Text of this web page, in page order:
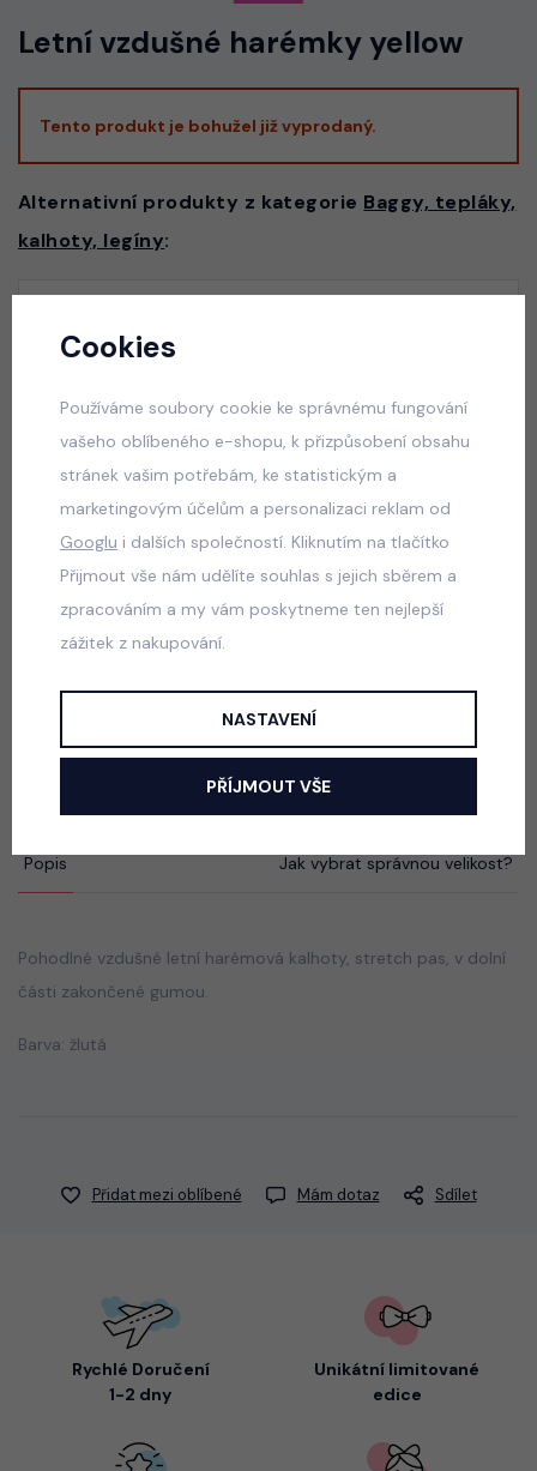
Letní vzdušné harémky yellow
Tento produkt je bohužel již vyprodaný.
Alternativní produkty z kategorie Baggy, tepláky,
kalhoty, legíny:
skladem
Acid wash pink lounge tepláky
skladem
440 Kč
Acid wash cappuccino lounge tepláky
Popis Jak vybrat správnou velikost?
Pohodlné vzdušné letní harémová kalhoty, stretch pas, v dolní
části zakončené gumou.
Barva: žlutá
Přidat mezi oblíbené Mám dotaz Sdílet
Rychlé Doručení
1-2 dny
Unikátní limitované
edice
Cookies
Používáme soubory cookie ke správnému fungování
vašeho oblíbeného e-shopu, k přizpůsobení obsahu
stránek vašim potřebám, ke statistickým a
marketingovým účelům a personalizaci reklam od
Googlu i dalších společností. Kliknutím na tlačítko
Přijmout vše nám udělíte souhlas s jejich sběrem a
zpracováním a my vám poskytneme ten nejlepší
zážitek z nakupování.
NASTAVENÍ
PŘÍJMOUT VŠE